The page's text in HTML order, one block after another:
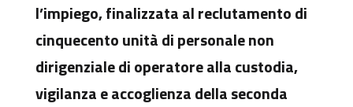
l’impiego, finalizzata al reclutamento di
cinquecento unità di personale non
dirigenziale di operatore alla custodia,
vigilanza e accoglienza della seconda